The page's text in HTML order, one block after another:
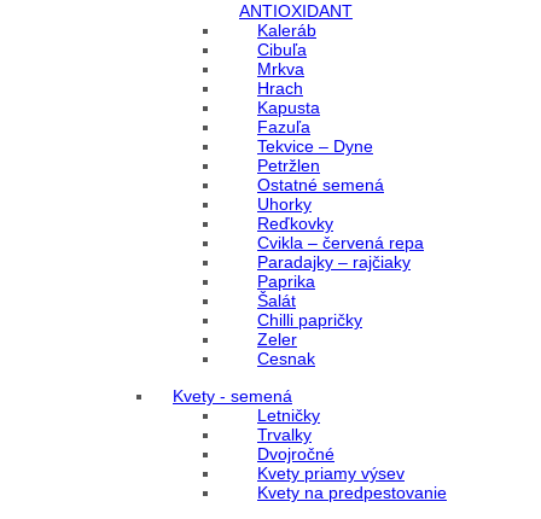
ANTIOXIDANT
Kaleráb
Cibuľa
Mrkva
Hrach
Kapusta
Fazuľa
Tekvice – Dyne
Petržlen
Ostatné semená
Uhorky
Reďkovky
Cvikla – červená repa
Paradajky – rajčiaky
Paprika
Šalát
Chilli papričky
Zeler
Cesnak
Kvety - semená
Letničky
Trvalky
Dvojročné
Kvety priamy výsev
Kvety na predpestovanie